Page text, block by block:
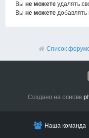
Выне можете удалять
Выне можете добавлять
Список
Создано на основе
Наша команда